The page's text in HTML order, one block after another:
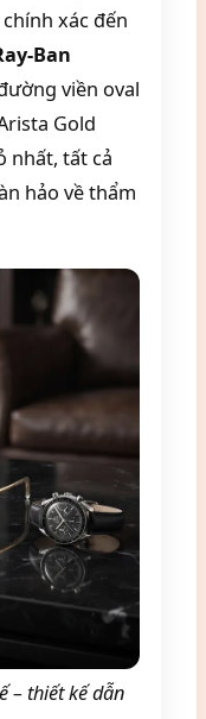
xác đến
Ban
viền oval
Gold
nhất, tất cả
hảo về thẩm
– thiết kế dẫn